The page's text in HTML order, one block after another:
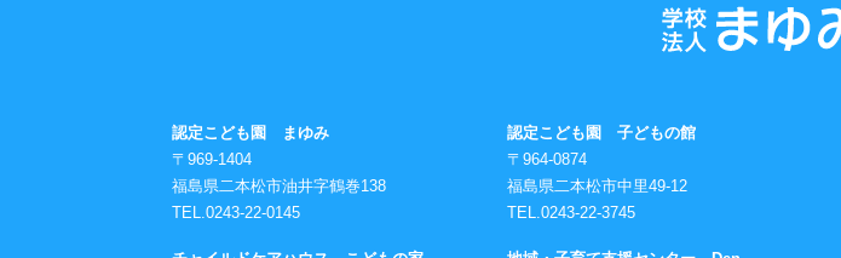
認定こども園 まゆみ
〒969-1404
福島県二本松市油井字鶴巻138
TEL.0243-22-0145
認定こども園 子どもの館
〒964-0874
福島県二本松市中里49-12
TEL.0243-22-3745